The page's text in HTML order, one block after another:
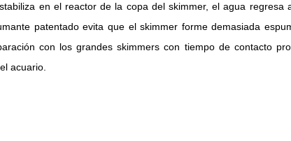
en el reactor de la copa del skimmer, el agua regresa
patentado evita que el skimmer forme demasiada
con los grandes skimmers con tiempo de contacto
acuario.